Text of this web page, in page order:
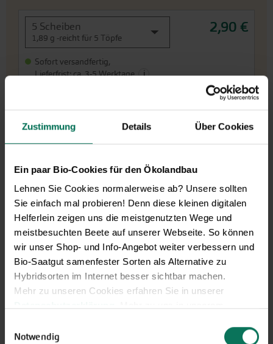
Zustimmung Details Über Cookies
Ein paar Bio-Cookies für den Ökolandbau
Lehnen Sie Cookies normalerweise ab? Unsere sollten
Sie einfach mal probieren! Denn diese kleinen digitalen
Helferlein zeigen uns die meistgenutzten Wege und
meistbesuchten Beete auf unserer Webseite. So können
wir unser Shop- und Info-Angebot weiter verbessern und
Bio-Saatgut samenfester Sorten als Alternative zu
Hybridsorten im Internet besser sichtbar machen.
Mehr zu unseren Cookies erfahren Sie in unserer
Sie können Ihre Einwilligung unter dem Link Cookie-
Notwendig
5 Scheiben
1,89 g -reicht für 5 Töpfe
2,90 €
Sofort versandfertig,
Lieferfrist: ca. 3-5 Werktage
i
In den Warenkorb
Auch als Saatscheibe erhältlich
Preis zzgl. Versandkosten inkl. MwSt.des Lieferlandes
Maya-Mix G692
Der Maya-Mix, auch als "Milpa" bekannt, ist
eine jahrtausendalte Mischkultur aus
Mittel- und Nordamerika. Diese ideale
kleinstem Raum und bereichert unsere Böde...